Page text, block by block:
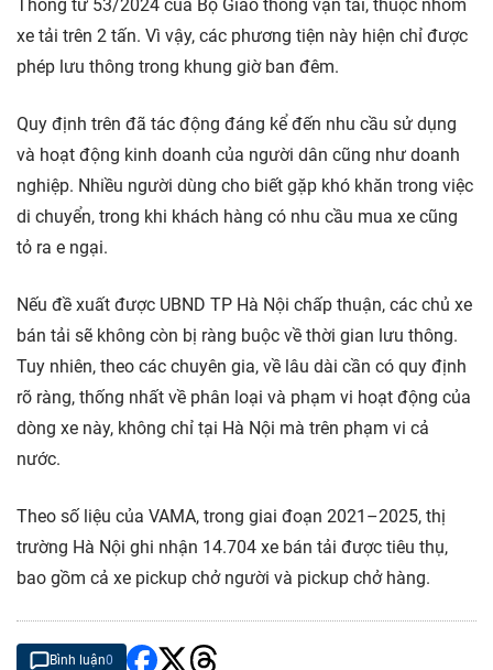
Thông tư 53/2024 của Bộ Giao thông vận tải, thuộc nhóm
xe tải trên 2 tấn. Vì vậy, các phương tiện này hiện chỉ được
phép lưu thông trong khung giờ ban đêm.
Quy định trên đã tác động đáng kể đến nhu cầu sử dụng
và hoạt động kinh doanh của người dân cũng như doanh
nghiệp. Nhiều người dùng cho biết gặp khó khăn trong việc
di chuyển, trong khi khách hàng có nhu cầu mua xe cũng
tỏ ra e ngại.
Nếu đề xuất được UBND TP Hà Nội chấp thuận, các chủ xe
bán tải sẽ không còn bị ràng buộc về thời gian lưu thông.
Tuy nhiên, theo các chuyên gia, về lâu dài cần có quy định
rõ ràng, thống nhất về phân loại và phạm vi hoạt động của
dòng xe này, không chỉ tại Hà Nội mà trên phạm vi cả
nước.
Theo số liệu của VAMA, trong giai đoạn 2021–2025, thị
trường Hà Nội ghi nhận 14.704 xe bán tải được tiêu thụ,
bao gồm cả xe pickup chở người và pickup chở hàng.
Bình luận0